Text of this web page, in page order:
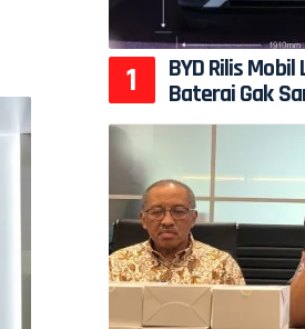
BYD Rilis
Baterai Gak